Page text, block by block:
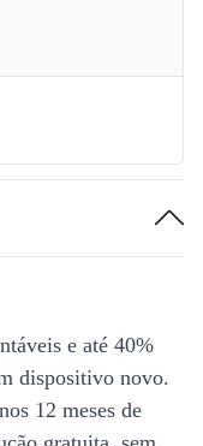
e até 40%
dispositivo novo.
12 meses de